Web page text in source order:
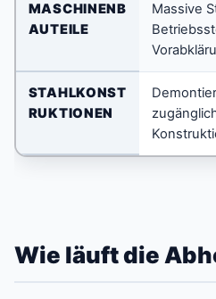
MASCHINENB
AUTEILE
Massive
STAHLKONST
RUKTIONEN
Wie läuft die